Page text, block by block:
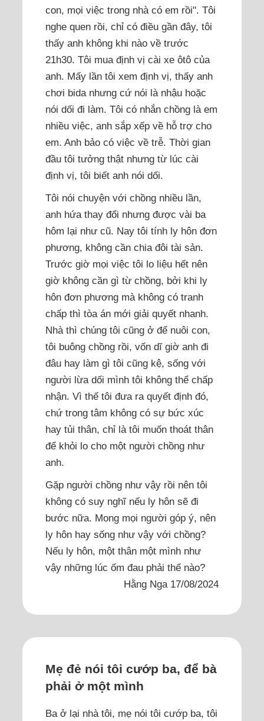
con, mọi việc trong nhà có em rồi". Tôi
nghe quen rồi, chỉ có điều gần đây, tôi
thấy anh không khi nào về trước
21h30. Tôi mua định vị cài xe ôtô của
anh. Mấy lần tôi xem định vị, thấy anh
chơi bida nhưng cứ nói là nhậu hoặc
nói dối đi làm. Tôi có nhắn chồng là em
nhiều việc, anh sắp xếp về hỗ trợ cho
em. Anh bảo có việc về trễ. Thời gian
đầu tôi tưởng thật nhưng từ lúc cài
định vị, tôi biết anh nói dối.
Tôi nói chuyện với chồng nhiều lần,
anh hứa thay đổi nhưng được vài ba
hôm lại như cũ. Nay tôi tính ly hôn đơn
phương, không cần chia đôi tài sản.
Trước giờ mọi việc tôi lo liệu hết nên
giờ không cần gì từ chồng, bởi khi ly
hôn đơn phương mà không có tranh
chấp thì tòa án mới giải quyết nhanh.
Nhà thì chúng tôi cũng ở để nuôi con,
tôi buông chồng rồi, vốn dĩ giờ anh đi
đâu hay làm gì tôi cũng kệ, sống với
người lừa dối mình tôi không thể chấp
nhận. Vì thế tôi đưa ra quyết định đó,
chứ trong tâm không có sự bức xúc
hay tủi thân, chỉ là tôi muốn thoát thân
để khỏi lo cho một người chồng như
anh.
Gặp người chồng như vậy rồi nên tôi
không có suy nghĩ nếu ly hôn sẽ đi
bước nữa. Mong mọi người góp ý, nên
ly hôn hay sống như vậy với chồng?
Nếu ly hôn, một thân một mình như
vậy những lúc ốm đau phải thế nào?
Hằng Nga 17/08/2024
Mẹ đẻ nói tôi cướp ba, để bà
phải ở một mình
Ba ở lại nhà tôi, mẹ nói tôi cướp ba, tôi